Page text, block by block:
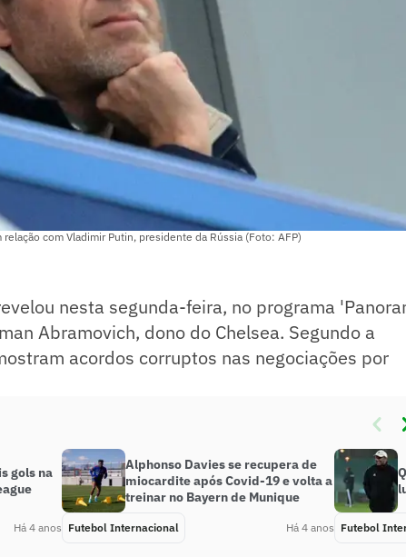
com Vladimir Putin, presidente da Rússia (Foto: AFP)
nesta segunda-feira, no programa
Abramovich, dono do Chelsea. Segundo a
acordos corruptos nas negociações por
gols na
Há 4 anos
Alphonso Davies se recupera de
miocardite após Covid-19 e volta a
treinar no Bayern de Munique
Futebol Internacional Há 4 anos Futebol